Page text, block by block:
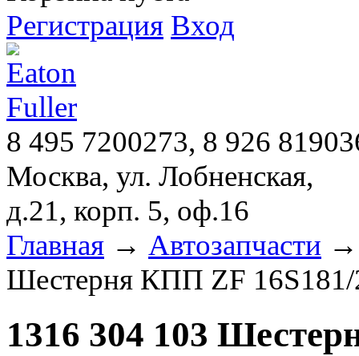
Регистрация Вход
8 495 7200273, 8 926
Москва, ул. Лобненская,
д.21, корп. 5, оф.16
Главная → Автозапчасти
Шестерня КПП ZF 16S181/
1316 304 103